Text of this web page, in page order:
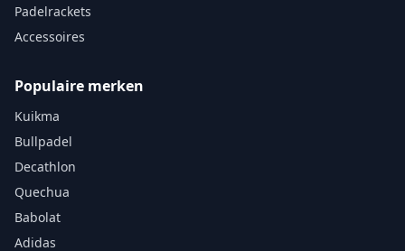
Padelrackets
Accessoires
Populaire merken
Kuikma
Bullpadel
Decathlon
Quechua
Babolat
Adidas